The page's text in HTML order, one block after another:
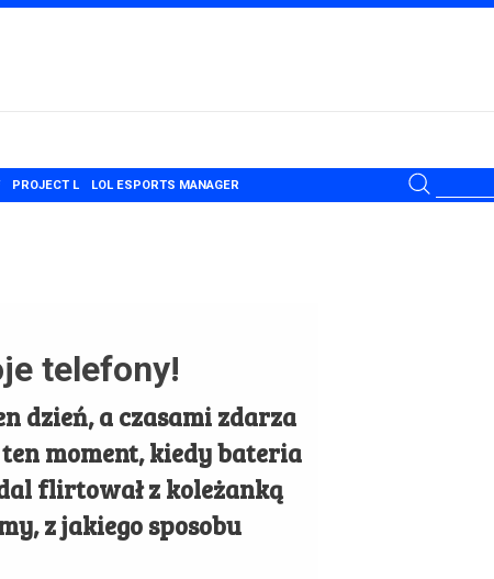
PROJECT L LOL ESPORTS MANAGER
telefony!
dzień, a czasami zdarza
moment, kiedy bateria
flirtował z koleżanką
z jakiego sposobu